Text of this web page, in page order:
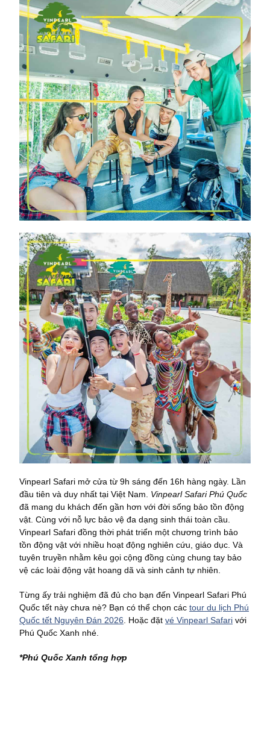
Vinpearl Safari mở cửa từ 9h sáng đến 16h hàng ngày. Lần
đầu tiên và duy nhất tại Việt Nam. Vinpearl Safari Phú Quốc
đã mang du khách đến gần hơn với đời sống bảo tồn động
vật. Cùng với nỗ lực bảo vệ đa dạng sinh thái toàn cầu.
Vinpearl Safari đồng thời phát triển một chương trình bảo
tồn động vật với nhiều hoạt động nghiên cứu, giáo dục. Và
tuyên truyền nhằm kêu gọi cộng đồng cùng chung tay bảo
vệ các loài động vật hoang dã và sinh cảnh tự nhiên.
Từng ấy trải nghiệm đã đủ cho bạn đến Vinpearl Safari Phú
Quốc tết này chưa nè? Bạn có thể chọn các tour du lịch Phú
Quốc tết Nguyên Đán 2026 . Hoặc đặt vé Vinpearl Safari với
Phú Quốc Xanh nhé.
*Phú Quốc Xanh tổng hợp